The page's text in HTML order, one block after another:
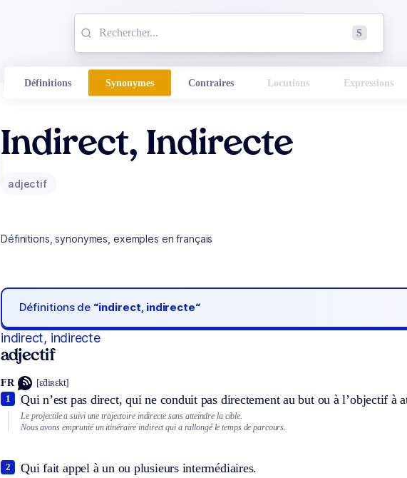
S
Définitions Synonymes Contraires Locutions Expressions
Indirect, Indirecte
adjectif
Définitions, synonymes, exemples en français
Définitions de “indirect, indirecte“
indirect, indirecte
adjectif
FR [ɛ̃diʀɛkt]
Qui n’est pas direct, qui ne conduit pas directement au but ou à l’objectif à
1
Le projectile a suivi une trajectoire indirecte sans atteindre la cible.
Nous avons emprunté un itinéraire indirect qui a rallongé le temps de parcours.
Qui fait appel à un ou plusieurs intermédiaires.
2